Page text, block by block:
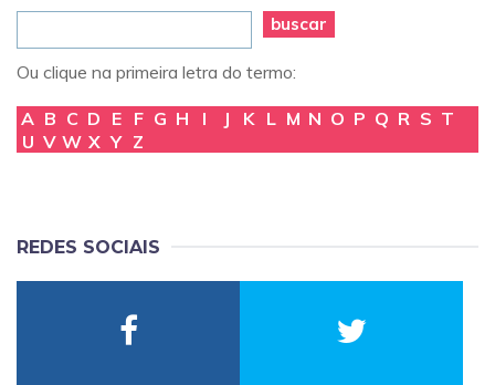
buscar
Ou clique na primeira letra do termo:
A B C D E F G H I J K L M N O P Q R S T
U V W X Y Z
REDES SOCIAIS